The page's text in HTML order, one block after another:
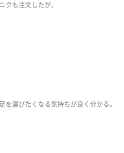
クも注文したが、
を運びたくなる気持ちが良く分かる。